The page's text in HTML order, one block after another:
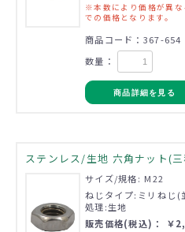
※本数により価格が異な
での価格となります。
商品コード：367-654
数量：
商品詳細を見る
ステンレス/生地 六角ナット(
サイズ/規格: M22
ねじタイプ:ミリねじ
処理:生地
販売価格(税込)： ￥